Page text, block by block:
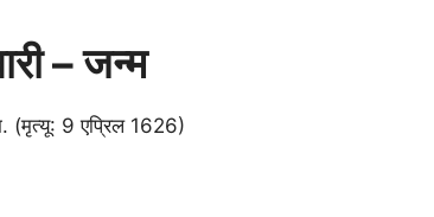
– जन्म
(मृत्यू: 9 एप्रिल 1626)